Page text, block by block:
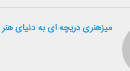
میزهنری دریچه ای به دنیای هنر